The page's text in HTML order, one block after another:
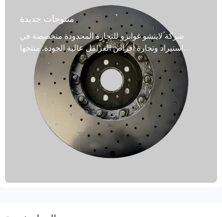
منتوجات جديدة
شركة لايتشو غوانزو للتجارة المحدودة متخصصة في
استيراد وتجارة أقراص الفرامل عالية الجودة. منتجها
الرئيسي، أقراص الفرامل المعالجة خصيصًا، مصممة
لسيارات الركاب والمركبات التجارية. هذه الأقراص
مصنوعة من حديد زهر رمادي عالي القوة (مثل GG20
التآكل وثبات الكبح، مما يضمن تشغيلًا موثوقًا به حتى في
ظل الأحمال الثقيلة. خضعت هذه الأقراص لتدقيق VCA
وثقوب تحديد المواقع الدقيقة، ومعالجات متعددة مضادة
طرازات المركبات. تتوفر ملصقات علامات تجارية